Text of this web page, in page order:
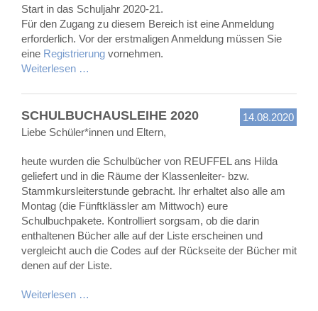
Start in das Schuljahr 2020-21.
Für den Zugang zu diesem Bereich ist eine Anmeldung
erforderlich. Vor der erstmaligen Anmeldung müssen Sie
eine Registrierung vornehmen.
Weiterlesen …
14.08.2020
SCHULBUCHAUSLEIHE 2020
Liebe Schüler*innen und Eltern,
heute wurden die Schulbücher von REUFFEL ans Hilda
geliefert und in die Räume der Klassenleiter- bzw.
Stammkursleiterstunde gebracht. Ihr erhaltet also alle am
Montag (die Fünftklässler am Mittwoch) eure
Schulbuchpakete. Kontrolliert sorgsam, ob die darin
enthaltenen Bücher alle auf der Liste erscheinen und
vergleicht auch die Codes auf der Rückseite der Bücher mit
denen auf der Liste.
Weiterlesen …